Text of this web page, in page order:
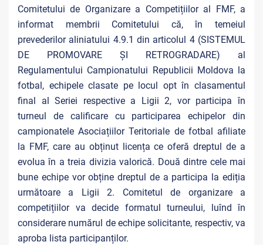
Comitetului de Organizare a Competițiilor al FMF, a
informat membrii Comitetului că, în temeiul
prevederilor aliniatului 4.9.1 din articolul 4 (SISTEMUL
DE PROMOVARE ȘI RETROGRADARE) al
Regulamentului Campionatului Republicii Moldova la
fotbal, echipele clasate pe locul opt în clasamentul
final al Seriei respective a Ligii 2, vor participa în
turneul de calificare cu participarea echipelor din
campionatele Asociațiilor Teritoriale de fotbal afiliate
la FMF, care au obținut licența ce oferă dreptul de a
evolua în a treia divizia valorică. Două dintre cele mai
bune echipe vor obține dreptul de a participa la ediția
următoare a Ligii 2. Comitetul de organizare a
competițiilor va decide formatul turneului, luînd în
considerare numărul de echipe solicitante, respectiv, va
aproba lista participanților.